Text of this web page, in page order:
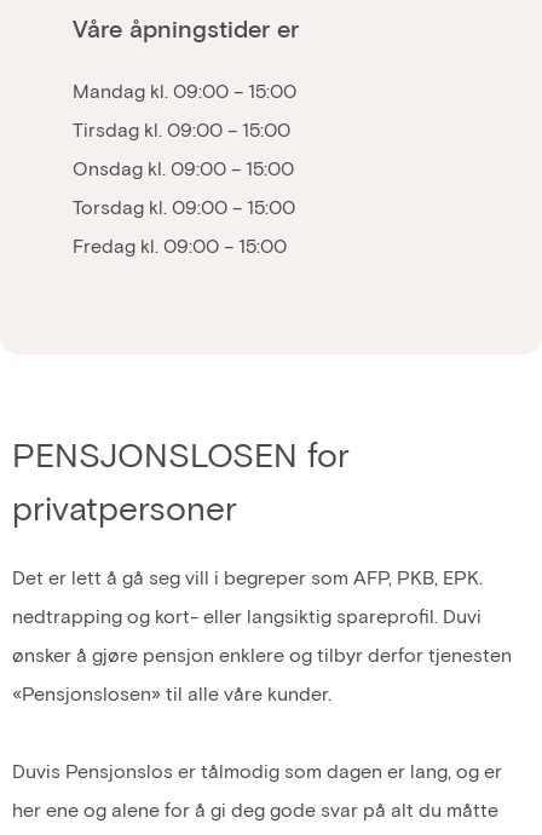
Våre åpningstider er
Mandag kl. 09:00 – 15:00
Tirsdag kl. 09:00 – 15:00
Onsdag kl. 09:00 – 15:00
Torsdag kl. 09:00 – 15:00
Fredag kl. 09:00 – 15:00
PENSJONSLOSEN for
privatpersoner
Det er lett å gå seg vill i begreper som AFP, PKB, EPK.
nedtrapping og kort- eller langsiktig spareprofil. Duvi
ønsker å gjøre pensjon enklere og tilbyr derfor tjenesten
«Pensjonslosen» til alle våre kunder.
Duvis Pensjonslos er tålmodig som dagen er lang, og er
her ene og alene for å gi deg gode svar på alt du måtte